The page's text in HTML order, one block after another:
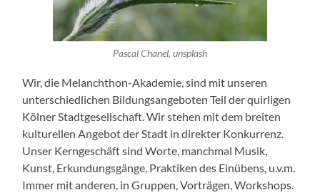
Pascal Chanel, unsplash
Wir, die Melanchthon-Akademie, sind mit unseren
unterschiedlichen Bildungsangeboten Teil der quirligen
Kölner Stadtgesellschaft. Wir stehen mit dem breiten
kulturellen Angebot der Stadt in direkter Konkurrenz.
Unser Kerngeschäft sind Worte, manchmal Musik,
Kunst, Erkundungsgänge, Praktiken des Einübens, u.v.m.
Immer mit anderen, in Gruppen, Vorträgen, Workshops.